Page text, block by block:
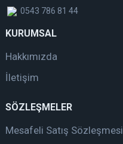
0543 786 81 44
KURUMSAL
Hakkımızda
İletişim
SÖZLEŞMELER
Mesafeli Satış Sözleşmesi